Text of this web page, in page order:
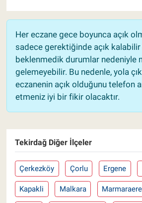
Her eczane gece boyunca açık
sadece gerektiğinde açık kalabilir
beklenmedik durumlar nedeniyle
gelemeyebilir. Bu nedenle, yola
eczanenin açık olduğunu telefon
etmeniz iyi bir fikir olacaktır.
Tekirdağ Diğer İlçeler
Çerkezköy Çorlu Ergene
Kapakli Malkara
Üretici Birlikleri
Şeker ve Şekerli Mamüller
Tahıllar ve Baklagiller
Tohum